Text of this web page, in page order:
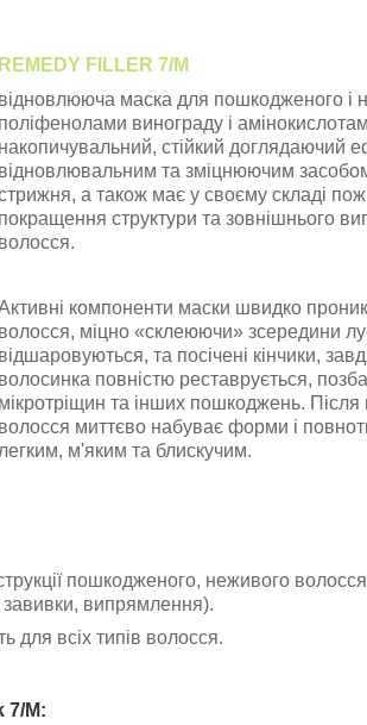
REMEDY FILLER 7/M
відновлююча маска для пошкодженого і
поліфенолами винограду і
накопичувальний, стійкий доглядаючий
відновлювальним та зміцнюючим
а також має у своєму складі
покращення структури та зовнішнього
волосся.
компоненти маски швидко
волосся, міцно «склеюючи» зсередини
відшаровуються, та посічені кінчики,
волосинка повністю реставрується,
мікротріщин та інших пошкоджень.
волосся миттєво набуває форми і
легким, м'яким та блискучим.
пошкодженого, неживого волосся
випрямлення).
для всіх типів волосся.
7/M: